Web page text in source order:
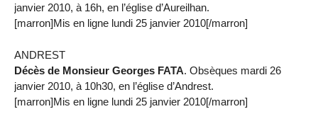
janvier 2010, à 16h, en l’église d’Aureilhan.
[marron]Mis en ligne lundi 25 janvier 2010[/marron]
ANDREST
Décès de Monsieur Georges FATA. Obsèques mardi 26
janvier 2010, à 10h30, en l’église d’Andrest.
[marron]Mis en ligne lundi 25 janvier 2010[/marron]